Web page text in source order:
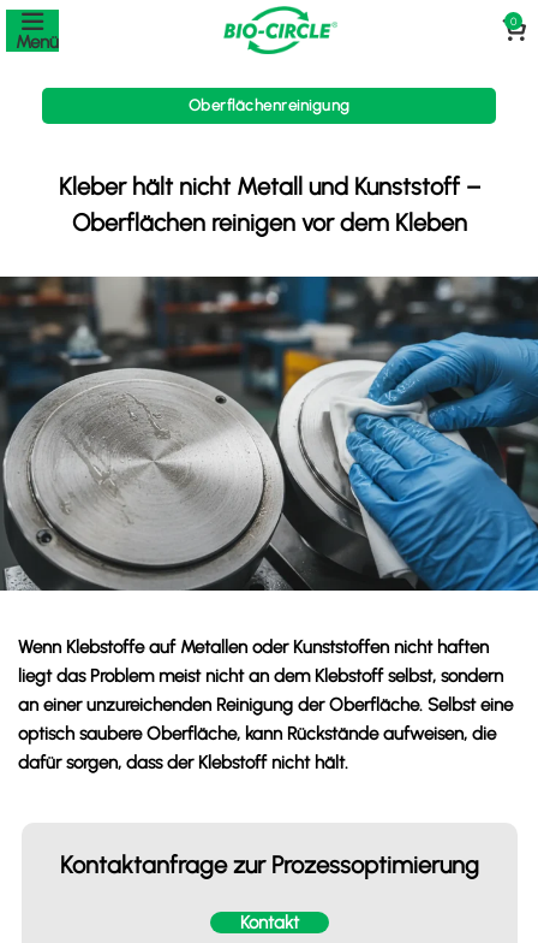
Menü
0
Oberflächenreinigung
Kleber hält nicht Metall und Kunststoff –
Oberflächen reinigen vor dem Kleben
Wenn Klebstoffe auf Metallen oder Kunststoffen nicht haften
liegt das Problem meist nicht an dem Klebstoff selbst, sondern
an einer unzureichenden Reinigung der Oberfläche. Selbst eine
optisch saubere Oberfläche, kann Rückstände aufweisen, die
dafür sorgen, dass der Klebstoff nicht hält.
Kontaktanfrage zur Prozessoptimierung
Kontakt